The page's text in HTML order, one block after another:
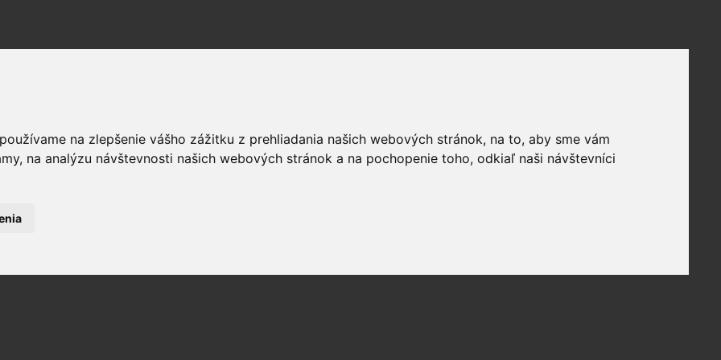
na zlepšenie vášho zážitku z prehliadania našich webových stránok, na to, aby sme vám
na analýzu návštevnosti našich webových stránok a na pochopenie toho, odkiaľ naši návštevníci